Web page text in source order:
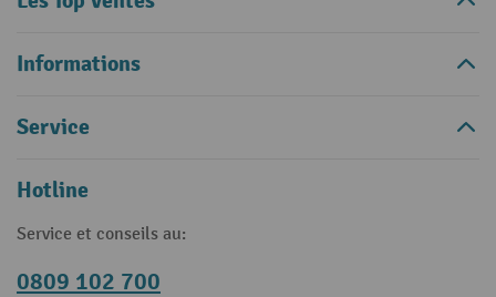
Informations
Service
Hotline
Service et conseils au:
0809 102 700